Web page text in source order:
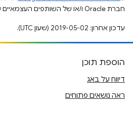
חברת Oracle ו/או של השותפים העצמאיים שלה.
עדכון אחרון: 2019-05-02 (שעון UTC).
הוספת תוכן
דיווח על באג
ראה נושאים פתוחים